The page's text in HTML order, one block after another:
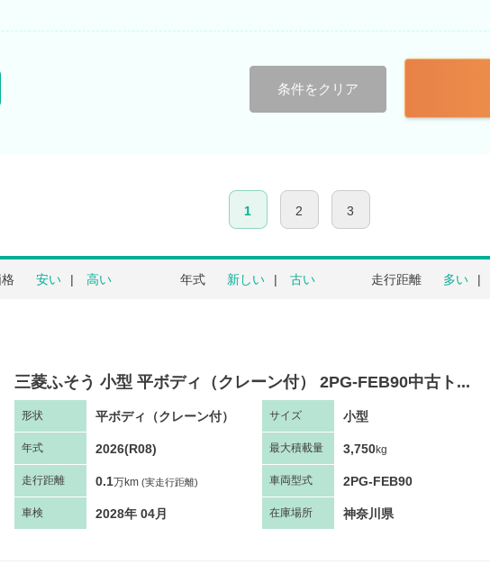
条件をクリア
1 2 3
安い 高い 年式 新しい 古い 走行距離 多い
三菱ふそう 小型 平ボディ（クレーン付） 2PG-FEB90中古ト...
形状 平ボディ（クレーン付） サイズ 小型
年式 2026(R08) 最大積載量 3,750kg
走行距離 0.1万km (実走行距離) 車両型式 2PG-FEB90
車検 2028年 04月 在庫場所 神奈川県